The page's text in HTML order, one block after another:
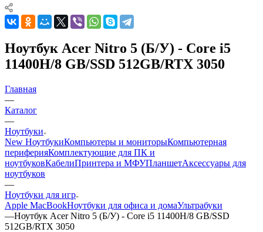
Ноутбук Acer Nitro 5 (Б/У) - Core i5
11400H/8 GB/SSD 512GB/RTX 3050
Главная
—
Каталог
—
Ноутбуки
New НоутбукиКомпьютеры и мониторыКомпьютерная
периферияКомплектующие для ПК и
ноутбуковКабелиПринтера и МФУПланшетАксессуары для
ноутбуков
—
Ноутбуки для игр
Apple MacBookНоутбуки для офиса и домаУльтрабуки
—Ноутбук Acer Nitro 5 (Б/У) - Core i5 11400H/8 GB/SSD
512GB/RTX 3050